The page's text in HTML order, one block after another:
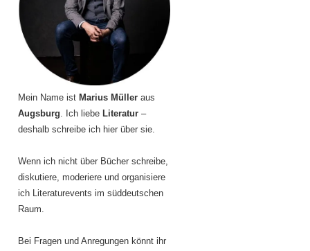
Mein Name ist Marius Müller aus
Augsburg. Ich liebe Literatur –
deshalb schreibe ich hier über sie.
Wenn ich nicht über Bücher schreibe,
diskutiere, moderiere und organisiere
ich Literaturevents im süddeutschen
Raum.
Bei Fragen und Anregungen könnt ihr